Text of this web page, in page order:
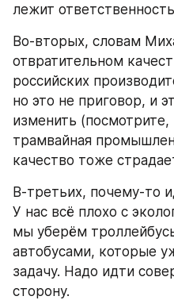
лежит
Во-вторых, словам
отвратительном
российских
но это не приговор, и
изменить (посмотрите,
трамвайная
качество тоже
В-третьих, почему-то
У нас всё плохо с
мы уберём
автобусами, которые
задачу. Надо идти
сторону.